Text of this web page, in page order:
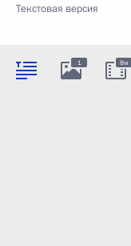
Текстовая версия
1 8м